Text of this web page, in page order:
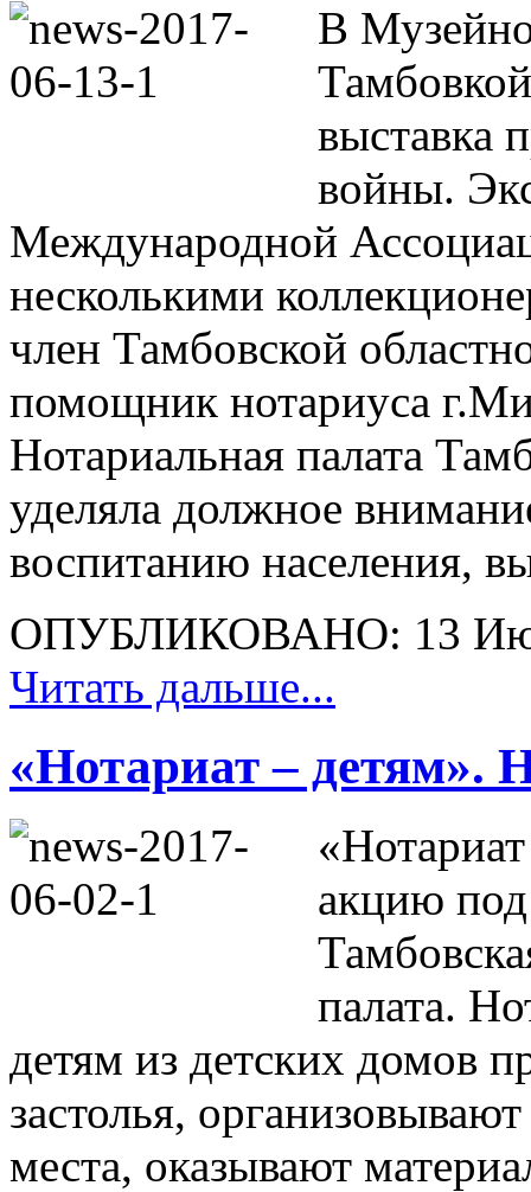
В
выставка
войны.
Международной
несколькими
член Тамбовской
помощник нотариуса
Нотариальная палата
уделяла должное
воспитанию населения,
ОПУБЛИКОВАНО: 13
Читать дальше...
«Нотариат – детям».
акцию
палата.
детям из детских домов
застолья,
места, оказывают